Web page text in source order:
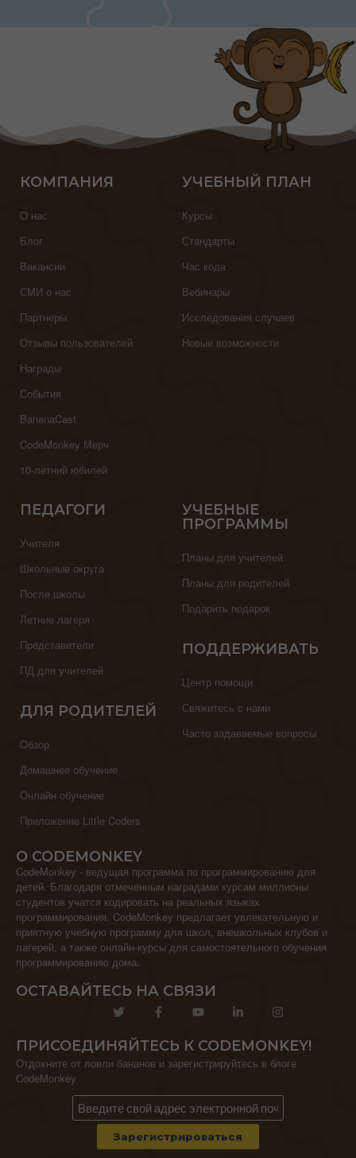
КОМПАНИЯ
О нас
Блог
Вакансии
СМИ о нас
Партнеры
Отзывы пользователей
Награды
События
BananaCast
CodeMonkey Мерч
10-летний юбилей
УЧЕБНЫЙ ПЛАН
Курсы
Стандарты
Час кода
Вебинары
Исследования случаев
Новые возможности
ПЕДАГОГИ
Учителя
Школьные округа
После школы
Летние лагеря
Представители
ПД для учителей
ДЛЯ РОДИТЕЛЕЙ
Обзор
Домашнее обучение
Онлайн обучение
Приложение Little Coders
УЧЕБНЫЕ
ПРОГРАММЫ
Планы для учителей
Планы для родителей
Подарить подарок
ПОДДЕРЖИВАТЬ
Центр помощи
Свяжитесь с нами
Часто задаваемые вопросы
О CODEMONKEY
CodeMonkey - ведущая программа по программированию для
детей. Благодаря отмеченным наградами курсам миллионы
студентов учатся кодировать на реальных языках
программирования. CodeMonkey предлагает увлекательную и
приятную учебную программу для школ, внешкольных клубов и
лагерей, а также онлайн-курсы для самостоятельного обучения
программированию дома.
ОСТАВАЙТЕСЬ НА СВЯЗИ
ПРИСОЕДИНЯЙТЕСЬ К CODEMONKEY!
Отдохните от ловли бананов и зарегистрируйтесь в блоге
CodeMonkey